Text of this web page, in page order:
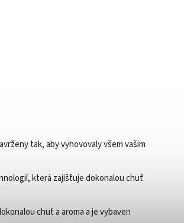
tak, aby vyhovovaly všem vašim
která zajišťuje dokonalou chuť
chuť a aroma a je vybaven